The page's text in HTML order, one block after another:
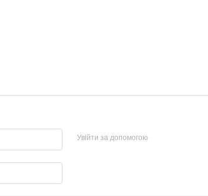
Увійти за допомогою